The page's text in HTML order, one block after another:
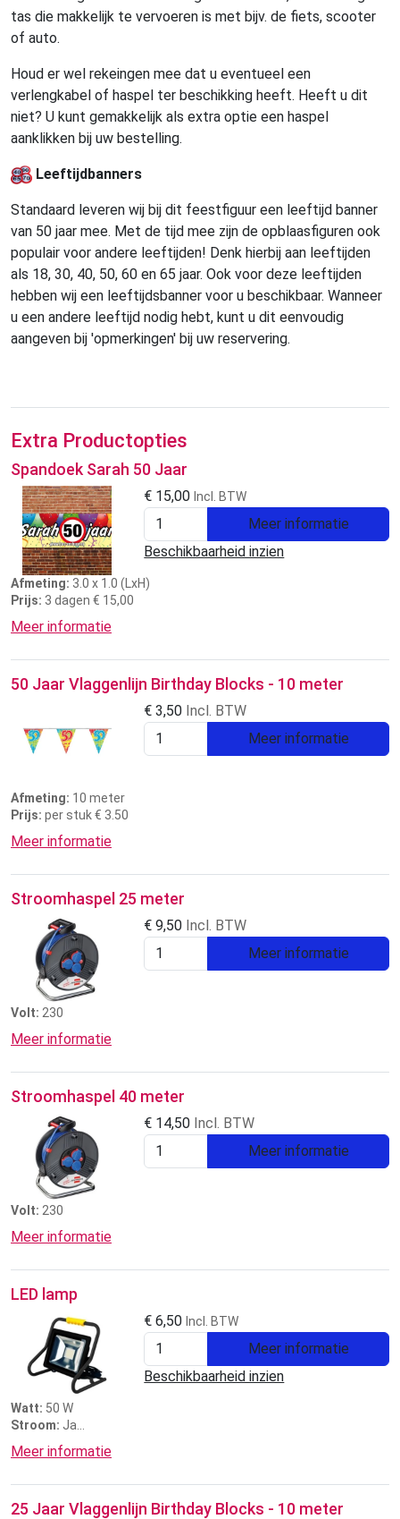
tas die makkelijk te vervoeren is met bijv. de fiets, scooter
of auto.
Houd er wel rekeingen mee dat u eventueel een
verlengkabel of haspel ter beschikking heeft. Heeft u dit
niet? U kunt gemakkelijk als extra optie een haspel
aanklikken bij uw bestelling.
Leeftijdbanners
Standaard leveren wij bij dit feestfiguur een leeftijd banner
van 50 jaar mee. Met de tijd mee zijn de opblaasfiguren ook
populair voor andere leeftijden! Denk hierbij aan leeftijden
als 18, 30, 40, 50, 60 en 65 jaar. Ook voor deze leeftijden
hebben wij een leeftijdsbanner voor u beschikbaar. Wanneer
u een andere leeftijd nodig hebt, kunt u dit eenvoudig
aangeven bij 'opmerkingen' bij uw reservering.
Extra Productopties
Spandoek Sarah 50 Jaar
€ 15,00 Incl. BTW
Meer informatie
Beschikbaarheid inzien
Afmeting: 3.0 x 1.0 (LxH)
Prijs: 3 dagen € 15,00
Meer informatie
50 Jaar Vlaggenlijn Birthday Blocks - 10 meter
€ 3,50 Incl. BTW
Meer informatie
Afmeting: 10 meter
Prijs: per stuk € 3.50
Meer informatie
Stroomhaspel 25 meter
€ 9,50 Incl. BTW
Meer informatie
Volt: 230
Meer informatie
Stroomhaspel 40 meter
€ 14,50 Incl. BTW
Meer informatie
Volt: 230
Meer informatie
LED lamp
€ 6,50 Incl. BTW
Meer informatie
Beschikbaarheid inzien
Watt: 50 W
Stroom: Ja
3 dagen €6,50
Meer informatie
25 Jaar Vlaggenlijn Birthday Blocks - 10 meter